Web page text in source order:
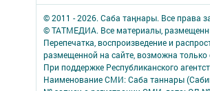
© 2011 - 2026. Саба таңнары. Все права
© ТАТМЕДИА. Все материалы,
Перепечатка, воспроизведение и
размещенной на сайте, возможна
При поддержке Республиканского
Наименование СМИ: Саба таннары